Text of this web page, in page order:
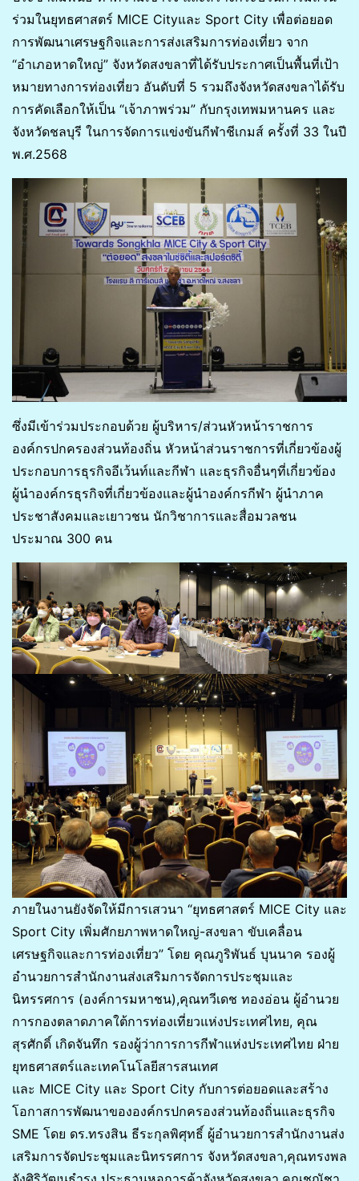
ร่วมในยุทธศาสตร์ MICE Cityและ Sport City เพื่อต่อยอด
การพัฒนาเศรษฐกิจและการส่งเสริมการท่องเที่ยว จาก
“อำเภอหาดใหญ่” จังหวัดสงขลาที่ได้รับประกาศเป็นพื้นที่เป้า
หมายทางการท่องเที่ยว อันดับที่ 5 รวมถึงจังหวัดสงขลาได้รับ
การคัดเลือกให้เป็น “เจ้าภาพร่วม” กับกรุงเทพมหานคร และ
จังหวัดชลบุรี ในการจัดการแข่งขันกีฬาชีเกมส์ ครั้งที่ 33 ในปี
พ.ศ.2568
ซึ่งมีเข้าร่วมประกอบด้วย ผู้บริหาร/ส่วนหัวหน้าราชการ
องค์กรปกครองส่วนท้องถิ่น หัวหน้าส่วนราชการที่เกี่ยวข้องผู้
ประกอบการธุรกิจอีเว้นท์และกีฬา และธุรกิจอื่นๆที่เกี่ยวข้อง
ผู้นำองค์กรธุรกิจที่เกี่ยวข้องและผู้นำองค์กรกีฬา ผู้นำภาค
ประชาสังคมและเยาวชน นักวิชาการและสื่อมวลชน
ประมาณ 300 คน
ภายในงานยังจัดให้มีการเสวนา “ยุทธศาสตร์ MICE City และ
Sport City เพิ่มศักยภาพหาดใหญ่-สงขลา ขับเคลื่อน
เศรษฐกิจและการท่องเที่ยว” โดย คุณภูริพันธ์ บุนนาค รองผู้
อำนวยการสำนักงานส่งเสริมการจัดการประชุมและ
นิทรรศการ (องค์การมหาชน),คุณทวีเดช ทองอ่อน ผู้อำนวย
การกองตลาดภาคใต้การท่องเที่ยวแห่งประเทศไทย, คุณ
สุรศักดิ์ เกิดจันทึก รองผู้ว่าการการกีฬาแห่งประเทศไทย ฝ่าย
ยุทธศาสตร์และเทคโนโลยีสารสนเทศ
และ MICE City และ Sport City กับการต่อยอดและสร้าง
โอกาสการพัฒนาขององค์กรปกครองส่วนท้องถิ่นและธุรกิจ
SME โดย ดร.ทรงสิน ธีระกุลพิศุทธิ์ ผู้อำนวยการสำนักงานส่ง
เสริมการจัดประชุมและนิทรรศการ จังหวัดสงขลา,คุณทรงพล